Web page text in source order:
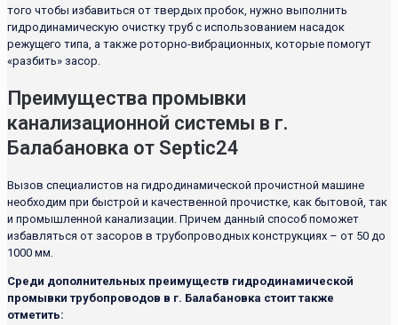
того чтобы избавиться от твердых пробок, нужно выполнить
гидродинамическую очистку труб с использованием насадок
режущего типа, а также роторно-вибрационных, которые помогут
«разбить» засор.
Преимущества промывки
канализационной системы в г.
Балабановка от Septic24
Вызов специалистов на гидродинамической прочистной машине
необходим при быстрой и качественной прочистке, как бытовой, так
и промышленной канализации. Причем данный способ поможет
избавляться от засоров в трубопроводных конструкциях – от 50 до
1000 мм.
Среди дополнительных преимуществ гидродинамической
промывки трубопроводов в г. Балабановка стоит также
отметить: